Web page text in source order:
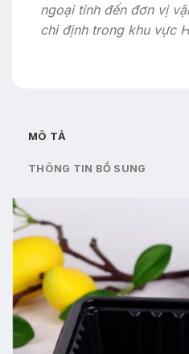
ngoại tỉnh đến đơn vị
chỉ định trong khu vực
MÔ TẢ
THÔNG TIN BỔ SUNG